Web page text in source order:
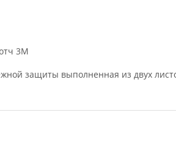
3М
защиты выполненная из двух